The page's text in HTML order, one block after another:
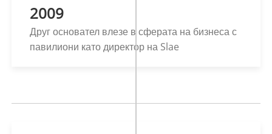
2009
Друг основател влезе в сферата на бизнеса с
павилиони като директор на Slae